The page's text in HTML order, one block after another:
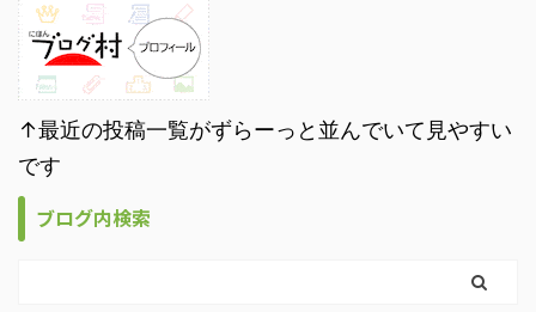
↑最近の投稿一覧がずらーっと並んでいて見やすい
です
ブログ内検索